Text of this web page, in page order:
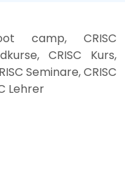
camp, CRISC
CRISC Kurs,
Seminare, CRISC
Lehrer